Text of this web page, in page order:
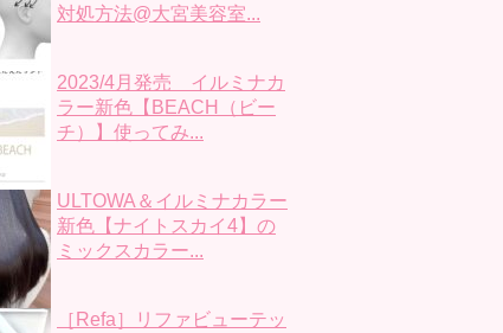
対処方法@大宮美容室...
2023/4月発売 イルミナカ
ラー新色【BEACH（ビー
チ）】使ってみ...
ULTOWA＆イルミナカラー
新色【ナイトスカイ4】の
ミックスカラー...
［Refa］リファビューテッ